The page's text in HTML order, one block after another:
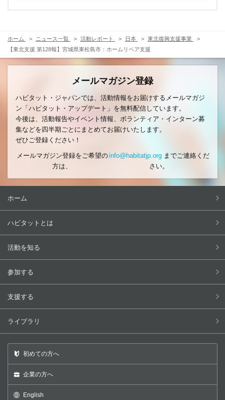
ホーム ニュース一覧 活動レポート 日本
東北復興支援事業
【東北支援 第128報】宮城県東松島市：ホームリペア支援
メールマガジン登録
ハビタット・ジャパンでは、活動情報をお届けするメールマガジ
ン「ハビタット・アップデート」を無料配信しています。
今後は、活動報告やイベント情報、ボランティア・インターン募
集などを四半期ごとにまとめてお届けいたします。
ぜひご登録ください！
メールマガジン登録をご希望の
方は、
info@habitatjp.orgまでご連絡くだ
さい。
ホーム
ハビタットとは
活動を知る
参加する
支援する
ライブラリ
初めての方へ
企業の方へ
English